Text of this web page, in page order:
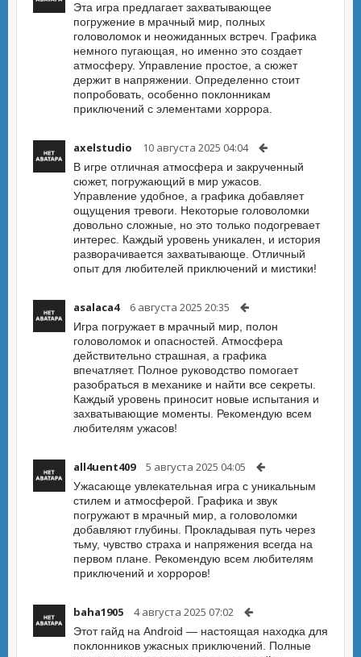
Эта игра предлагает захватывающее
погружение в мрачный мир, полных
головоломок и неожиданных встреч. Графика
немного пугающая, но именно это создает
атмосферу. Управление простое, а сюжет
держит в напряжении. Определенно стоит
попробовать, особенно поклонникам
приключений с элементами хоррора.
axelstudio 10 августа 2025 04:04
В игре отличная атмосфера и закрученный
сюжет, погружающий в мир ужасов.
Управление удобное, а графика добавляет
ощущения тревоги. Некоторые головоломки
довольно сложные, но это только подогревает
интерес. Каждый уровень уникален, и история
разворачивается захватывающе. Отличный
опыт для любителей приключений и мистики!
asalaca4 6 августа 2025 20:35
Игра погружает в мрачный мир, полон
головоломок и опасностей. Атмосфера
действительно страшная, а графика
впечатляет. Полное руководство помогает
разобраться в механике и найти все секреты.
Каждый уровень приносит новые испытания и
захватывающие моменты. Рекомендую всем
любителям ужасов!
all4uent409 5 августа 2025 04:05
Ужасающе увлекательная игра с уникальным
стилем и атмосферой. Графика и звук
погружают в мрачный мир, а головоломки
добавляют глубины. Прокладывая путь через
тьму, чувство страха и напряжения всегда на
первом плане. Рекомендую всем любителям
приключений и хорроров!
baha1905 4 августа 2025 07:02
Этот гайд на Android — настоящая находка для
поклонников ужасных приключений. Полные